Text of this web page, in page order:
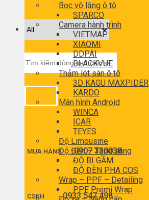
kiếm:
MUA HÀNG0907 330038
CSKH0933 547 498
Bọc vô lăng ô tô
SPARCO
Camera hành trình
VIETMAP
XIAOMI
DDPAI
BLACKVUE
Thảm lót sàn ô tô
3D KAGU MAXPIDER
KARDO
Màn hình Android
WINCA
ICAR
TEYES
Độ Limousine
Độ Đèn – Tăng sáng
ĐỘ BI GẦM
ĐỘ ĐÈN PHA COS
Wrap – PPF – Detailing
PPF Premi Wrap